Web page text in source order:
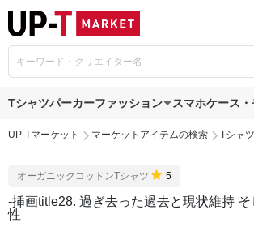
Tシャツパーカーファッション スマホケース
UP-Tマーケット マーケットアイテムの検索 Tシャ
オーガニックコットンTシャツ 5
-挿画title28. 過ぎ去った過去と現状維持
性